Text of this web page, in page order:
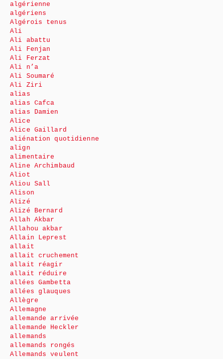
algérienne
algériens
Algérois tenus
Ali
Ali abattu
Ali Fenjan
Ali Ferzat
Ali n’a
Ali Soumaré
Ali Ziri
alias
alias Cafca
alias Damien
Alice
Alice Gaillard
aliénation quotidienne
align
alimentaire
Aline Archimbaud
Aliot
Aliou Sall
Alison
Alizé
Alizé Bernard
Allah Akbar
Allahou akbar
Allain Leprest
allait
allait cruchement
allait réagir
allait réduire
allées Gambetta
allées glauques
Allègre
Allemagne
allemande arrivée
allemande Heckler
allemands
allemands rongés
Allemands veulent